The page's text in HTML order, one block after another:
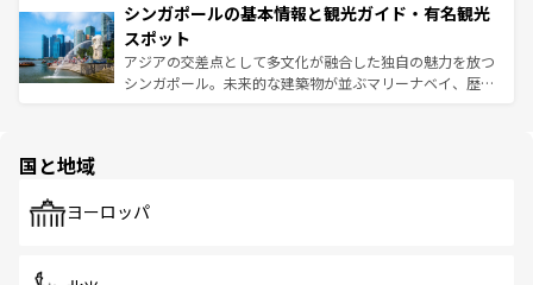
参照してほしい。
激する。気候は一年中温暖で、どの季節にも異なる楽しみ
が待っている。親しみやすいタイの人々、仏教を中心とし
た文化、そして多様な観光資源が、訪れる旅人を魅了し続
ける。 なお、新着のタイ情報はコンテンツ一覧を参照して
み、どこを訪れても感動するはず。観光スポットが密集し
ており、効率よく見どころを回れるのも魅力。息をのむよ
うな絶景から文化的な体験まで、香港を存分に楽しみ尽く
そう。 なお、新着の香港情報はコンテンツ一覧を参照して
シンガポールの基本情報と観光ガイド・有名観光
スポット
アジアの交差点として多文化が融合した独自の魅力を放つ
シンガポール。未来的な建築物が並ぶマリーナベイ、歴史
で、ホーカーズは地元の風情を楽しめる外せないスポット
国と地域
ヨーロッパ